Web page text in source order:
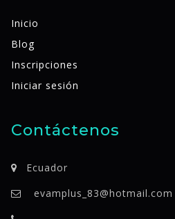
Inicio
Blog
Inscripciones
Iniciar sesión
Contáctenos
Ecuador
evamplus_83@hotmail.com